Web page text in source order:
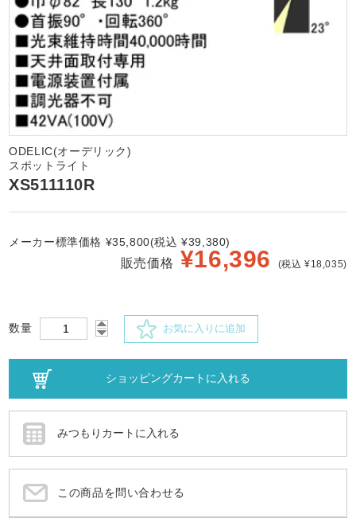
ODELIC(オーデリック)
スポットライト
XS511110R
メーカー標準価格 ¥35,800(税込 ¥39,380)
販売価格 ¥16,396 (税込 ¥18,035)
数量 お気に入りに追加
この商品を問い合わせる